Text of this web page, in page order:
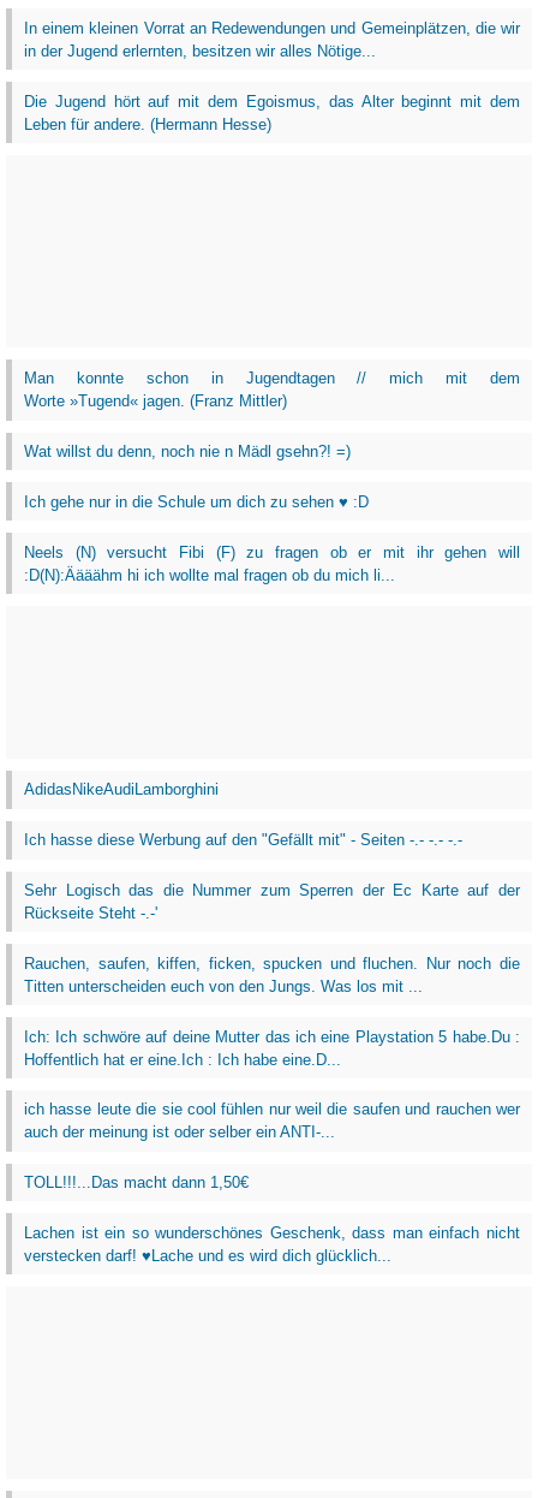
In einem kleinen Vorrat an Redewendungen und Gemeinplätzen, die wir
in der Jugend erlernten, besitzen wir alles Nötige...
Die Jugend hört auf mit dem Egoismus, das Alter beginnt mit dem
Leben für andere. (Hermann Hesse)
Man konnte schon in Jugendtagen // mich mit dem
Worte »Tugend« jagen. (Franz Mittler)
Wat willst du denn, noch nie n Mädl gsehn?! =)
Ich gehe nur in die Schule um dich zu sehen ♥ :D
Neels (N) versucht Fibi (F) zu fragen ob er mit ihr gehen will
:D(N):Äääähm hi ich wollte mal fragen ob du mich li...
AdidasNikeAudiLamborghini
Ich hasse diese Werbung auf den "Gefällt mit" - Seiten -.- -.- -.-
Sehr Logisch das die Nummer zum Sperren der Ec Karte auf der
Rückseite Steht -.-'
Rauchen, saufen, kiffen, ficken, spucken und fluchen. Nur noch die
Titten unterscheiden euch von den Jungs. Was los mit ...
Ich: Ich schwöre auf deine Mutter das ich eine Playstation 5 habe.Du :
Hoffentlich hat er eine.Ich : Ich habe eine.D...
ich hasse leute die sie cool fühlen nur weil die saufen und rauchen wer
auch der meinung ist oder selber ein ANTI-...
TOLL!!!...Das macht dann 1,50€
Lachen ist ein so wunderschönes Geschenk, dass man einfach nicht
verstecken darf! ♥Lache und es wird dich glücklich...